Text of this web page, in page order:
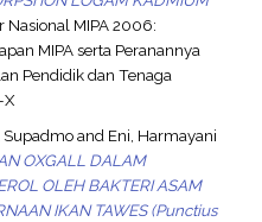
Nasional MIPA 2006:
MIPA serta Peranannya
Pendidik dan Tenaga
X
Supadmoand Eni, Harmayani
OXGALL DALAM
OLEH BAKTERI ASAM
IKAN TAWES (Punctius